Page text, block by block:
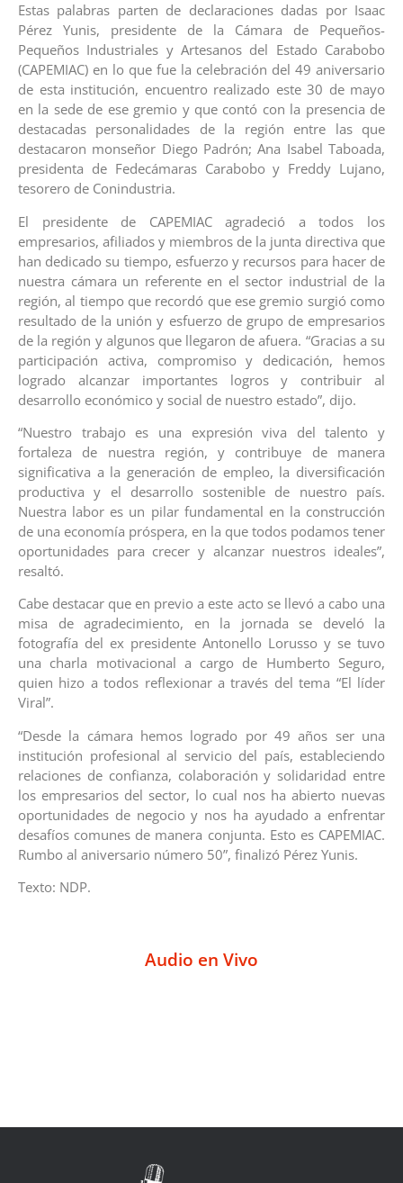
Estas palabras parten de declaraciones dadas por Isaac
Pérez Yunis, presidente de la Cámara de Pequeños-
Pequeños Industriales y Artesanos del Estado Carabobo
(CAPEMIAC) en lo que fue la celebración del 49 aniversario
de esta institución, encuentro realizado este 30 de mayo
en la sede de ese gremio y que contó con la presencia de
destacadas personalidades de la región entre las que
destacaron monseñor Diego Padrón; Ana Isabel Taboada,
presidenta de Fedecámaras Carabobo y Freddy Lujano,
tesorero de Conindustria.
El presidente de CAPEMIAC agradeció a todos los
empresarios, afiliados y miembros de la junta directiva que
han dedicado su tiempo, esfuerzo y recursos para hacer de
nuestra cámara un referente en el sector industrial de la
región, al tiempo que recordó que ese gremio surgió como
resultado de la unión y esfuerzo de grupo de empresarios
de la región y algunos que llegaron de afuera. “Gracias a su
participación activa, compromiso y dedicación, hemos
logrado alcanzar importantes logros y contribuir al
desarrollo económico y social de nuestro estado”, dijo.
“Nuestro trabajo es una expresión viva del talento y
fortaleza de nuestra región, y contribuye de manera
significativa a la generación de empleo, la diversificación
productiva y el desarrollo sostenible de nuestro país.
Nuestra labor es un pilar fundamental en la construcción
de una economía próspera, en la que todos podamos tener
oportunidades para crecer y alcanzar nuestros ideales”,
resaltó.
Cabe destacar que en previo a este acto se llevó a cabo una
misa de agradecimiento, en la jornada se develó la
fotografía del ex presidente Antonello Lorusso y se tuvo
una charla motivacional a cargo de Humberto Seguro,
quien hizo a todos reflexionar a través del tema “El líder
Viral”.
“Desde la cámara hemos logrado por 49 años ser una
institución profesional al servicio del país, estableciendo
relaciones de confianza, colaboración y solidaridad entre
los empresarios del sector, lo cual nos ha abierto nuevas
oportunidades de negocio y nos ha ayudado a enfrentar
desafíos comunes de manera conjunta. Esto es CAPEMIAC.
Rumbo al aniversario número 50”, finalizó Pérez Yunis.
Texto: NDP.
Audio en Vivo